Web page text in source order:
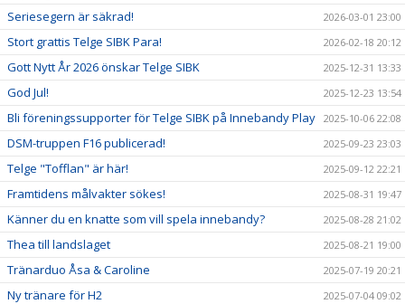
Seriesegern är säkrad! 2026-03-01 23:00
Stort grattis Telge SIBK Para! 2026-02-18 20:12
Gott Nytt År 2026 önskar Telge SIBK 2025-12-31 13:33
God Jul! 2025-12-23 13:54
Bli föreningssupporter för Telge SIBK på Innebandy Play 2025-10-06 22:08
DSM-truppen F16 publicerad! 2025-09-23 23:03
Telge "Tofflan" är här! 2025-09-12 22:21
Framtidens målvakter sökes! 2025-08-31 19:47
Känner du en knatte som vill spela innebandy? 2025-08-28 21:02
Thea till landslaget 2025-08-21 19:00
Tränarduo Åsa & Caroline 2025-07-19 20:21
Ny tränare för H2 2025-07-04 09:02